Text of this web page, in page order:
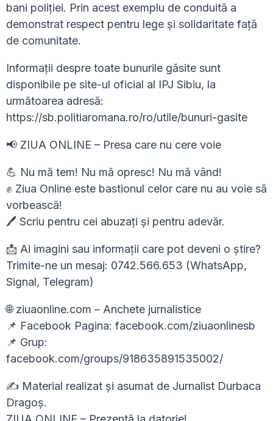
bani poliției. Prin acest exemplu de conduită a
demonstrat respect pentru lege și solidaritate față
de comunitate.
Informații despre toate bunurile găsite sunt
disponibile pe site-ul oficial al IPJ Sibiu, la
următoarea adresă:
https://sb.politiaromana.ro/ro/utile/bunuri-gasite
📢 ZIUA ONLINE – Presa care nu cere voie
💪 Nu mă tem! Nu mă opresc! Nu mă vând!
✊ Ziua Online este bastionul celor care nu au voie să
vorbească!
🖊 Scriu pentru cei abuzați și pentru adevăr.
📩 Ai imagini sau informații care pot deveni o știre?
Trimite-ne un mesaj: 0742.566.653 (WhatsApp,
Signal, Telegram)
🌐 ziuaonline.com – Anchete jurnalistice
📌 Facebook Pagina: facebook.com/ziuaonlinesb
📌 Grup:
facebook.com/groups/918635891535002/
✍ Material realizat și asumat de Jurnalist Durbaca
Dragoș.